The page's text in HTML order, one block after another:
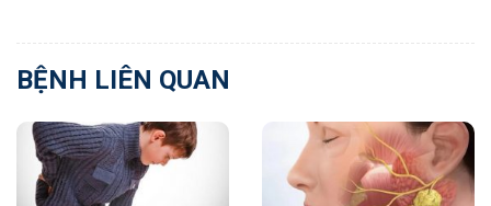
BỆNH LIÊN QUAN